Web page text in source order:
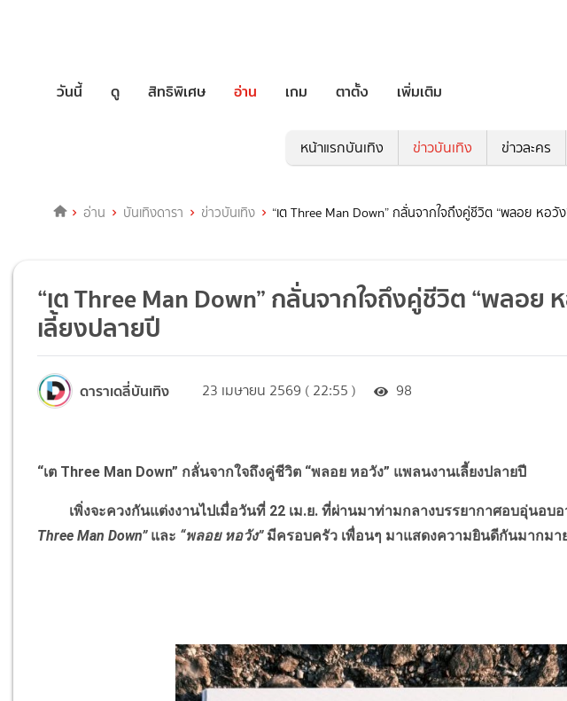
วันนี้ ดู สิทธิพิเศษ อ่าน เกม ตาตั้ง เพิ่มเติม
หน้าแรกบันเทิง ข่าวบันเทิง ข่าวละคร
อ่าน บันเทิงดารา ข่าวบันเทิง “เต Three Man Down” กลั่นจากใจถึงคู่ชีวิต “พลอย หอวั
“เต Three Man Down” กลั่นจากใจถึงคู่ชีวิต “พลอย
เลี้ยงปลายปี
ดาราเดลี่บันเทิง 23 เมษายน 2569 ( 22:55 ) 98
“เต Three Man Down” กลั่นจากใจถึงคู่ชีวิต “พลอย หอวัง” แพลนงานเลี้ยงปลายปี
เพิ่งจะควงกันแต่งงานไปเมื่อวันที่ 22 เม.ย. ที่ผ่านมาท่ามกลางบรรยากาศอบอุ่นอบ
Three Man Down”และ “พลอย หอวัง”มีครอบครัว เพื่อนๆ มาแสดงความยินดีกันมากมา